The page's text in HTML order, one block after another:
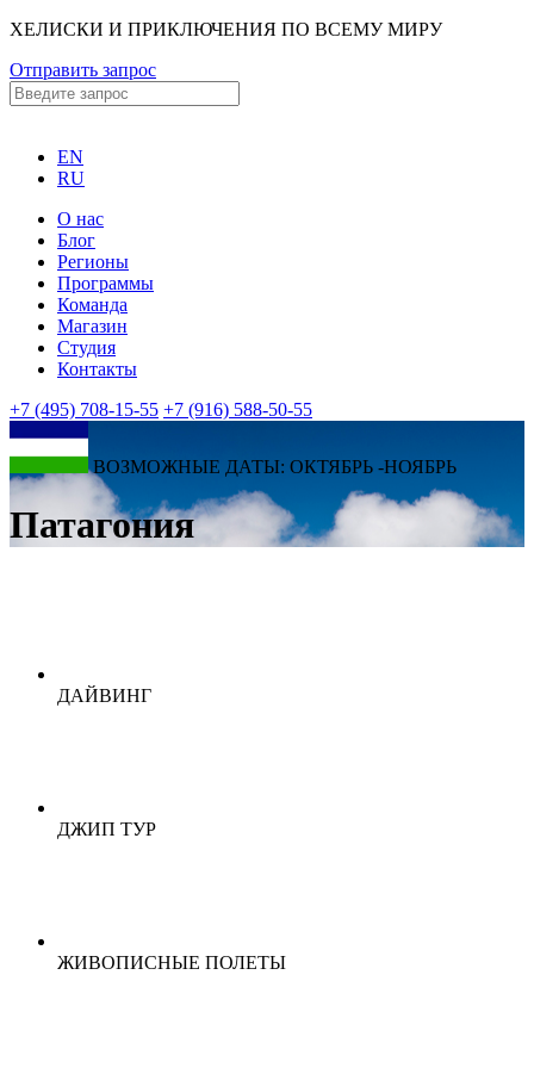
ХЕЛИСКИ И ПРИКЛЮЧЕНИЯ ПО ВСЕМУ МИРУ
Отправить запрос
EN
RU
О нас
Блог
Регионы
Программы
Команда
Магазин
Студия
Контакты
+7 (495) 708-15-55 +7 (916) 588-50-55
ВОЗМОЖНЫЕ ДАТЫ: ОКТЯБРЬ -НОЯБРЬ
Патагония
ДАЙВИНГ
ДЖИП ТУР
ЖИВОПИСНЫЕ ПОЛЕТЫ